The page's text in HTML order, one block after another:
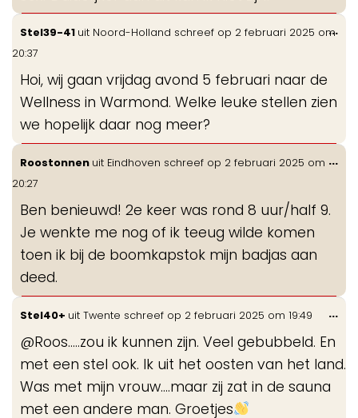
Stel39-41 uit Noord-Holland schreef op 2 februari 2025 om
20:37
Hoi, wij gaan vrijdag avond 5 februari naar de
Wellness in Warmond. Welke leuke stellen zien
we hopelijk daar nog meer?
...
Roostonnen uit Eindhoven schreef op 2 februari 2025 om
20:27
Ben benieuwd! 2e keer was rond 8 uur/half 9.
Je wenkte me nog of ik teeug wilde komen
toen ik bij de boomkapstok mijn badjas aan
deed.
...
Stel40+ uit Twente schreef op 2 februari 2025 om 19:49
@Roos.....zou ik kunnen zijn. Veel gebubbeld. En
met een stel ook. Ik uit het oosten van het land.
Was met mijn vrouw....maar zij zat in de sauna
met een andere man. Groetjes
...